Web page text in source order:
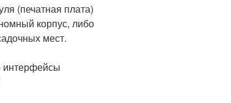
(печатная плата)
корпус, либо
мест.
интерфейсы